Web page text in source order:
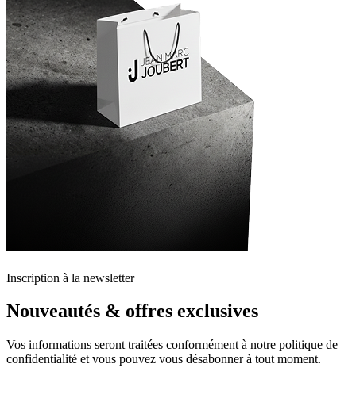
Inscription à la newsletter
Nouveautés & offres exclusives
Vos informations seront traitées conformément à notre politique de
confidentialité et vous pouvez vous désabonner à tout moment.